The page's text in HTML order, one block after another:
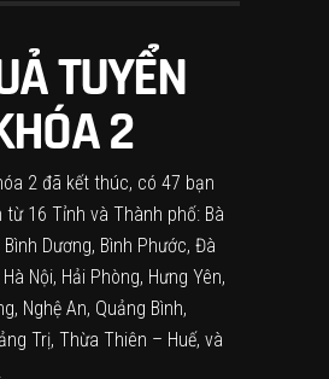
TUYỂN
2
2 đã kết thúc, có 47 bạn
từ 16 Tỉnh và Thành phố: Bà
Dương, Bình Phước, Đà
Nội, Hải Phòng, Hưng Yên,
Nghệ An, Quảng Bình,
Trị, Thừa Thiên – Huế, và